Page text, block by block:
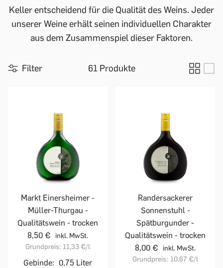
Keller entscheidend für die Qualität des Weins. Jeder
unserer Weine erhält seinen individuellen Charakter
aus dem Zusammenspiel dieser Faktoren.
Filter 61 Produkte
Markt Einersheimer -
Müller-Thurgau -
Qualitätswein - trocken
8,50 €
inkl. MwSt.
Grundpreis: 11,33 €/l
Gebinde: 0,75 Liter
Randersackerer
Sonnenstuhl -
Spätburgunder -
Qualitätswein - trocken
8,00 €
inkl. MwSt.
Grundpreis: 10,67 €/l